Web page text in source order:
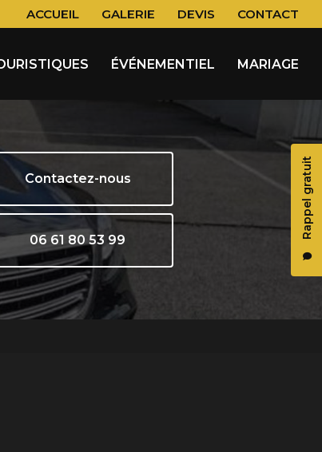
Rappel gratuit
ACCUEIL GALERIE DEVIS
CONTACT
ÉVÉNEMENTIEL MARIAGE
Contactez-nous
06 61 80 53 99